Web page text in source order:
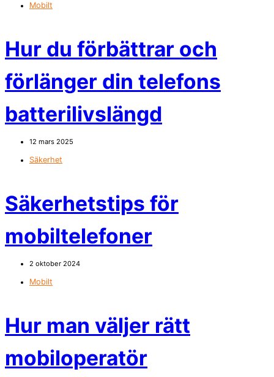
Mobilt
Hur du förbättrar och
förlänger din telefons
batterilivslängd
12 mars 2025
Säkerhet
Säkerhetstips för
mobiltelefoner
2 oktober 2024
Mobilt
Hur man väljer rätt
mobiloperatör